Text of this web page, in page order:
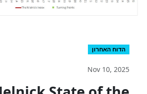
הדוח האחרון
Nov 10, 2025